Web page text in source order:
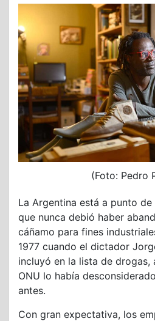
(Foto: Pedro
La Argentina está a punto
que nunca debió haber
cáñamo para fines
1977 cuando el dictador
incluyó en la lista de drogas,
ONU lo había
antes.
Con gran expectativa, los